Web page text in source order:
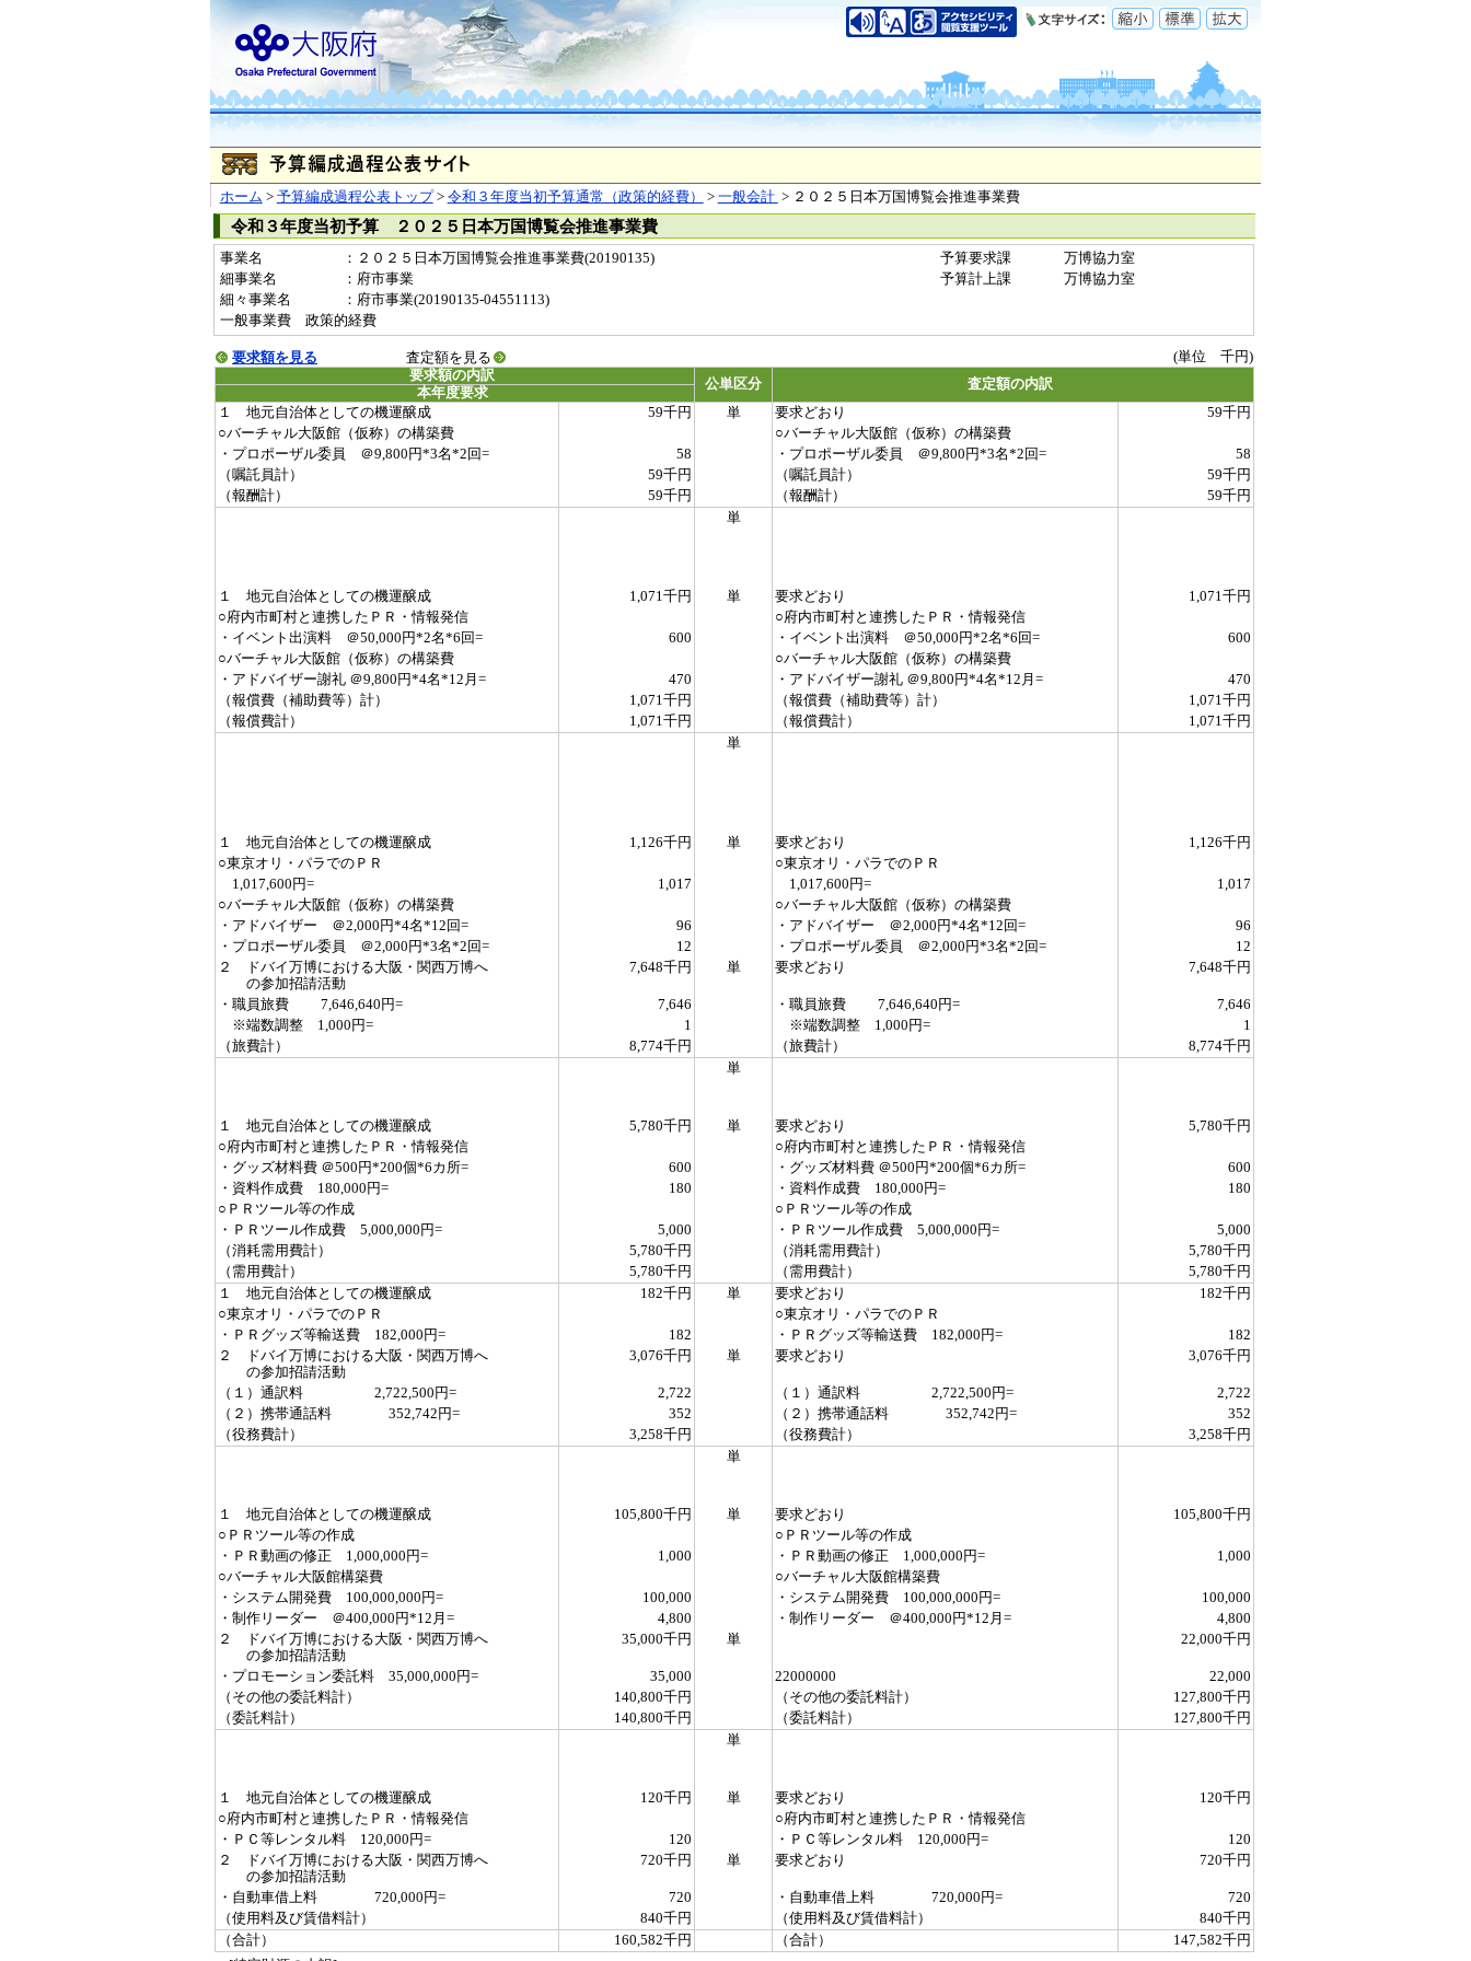
ホーム > 予算編成過程公表トップ> 令和３年度当初予算通常（政策的経費） > 一般会計 > ２０２５日本万国博覧会推進事業費
令和３年度当初予算 ２０２５日本万国博覧会推進事業費
事業名 ：２０２５日本万国博覧会推進事業費(20190135) 予算要求課
万博協力室
細事業名
：府市事業 予算計上課
万博協力室
細々事業名
：府市事業(20190135-04551113)
一般事業費 政策的経費
要求額を見る 査定額を見る
(単位 千円)
要求額の内訳
公単区分 査定額の内訳
本年度要求
１ 地元自治体としての機運醸成
59千円 単 要求どおり
59千円
○バーチャル大阪館（仮称）の構築費
○バーチャル大阪館（仮称）の構築費
・プロポーザル委員 ＠9,800円*3名*2回=
58 ・プロポーザル委員 ＠9,800円*3名*2回=
58
（嘱託員計）
59千円 （嘱託員計）
59千円
（報酬計）
59千円 （報酬計）
59千円
単
１ 地元自治体としての機運醸成 1,071千円 単 要求どおり
1,071千円
○府内市町村と連携したＰＲ・情報発信
○府内市町村と連携したＰＲ・情報発信
・イベント出演料 ＠50,000円*2名*6回=
600 ・イベント出演料 ＠50,000円*2名*6回=
600
○バーチャル大阪館（仮称）の構築費
○バーチャル大阪館（仮称）の構築費
・アドバイザー謝礼 ＠9,800円*4名*12月=
470 ・アドバイザー謝礼 ＠9,800円*4名*12月=
470
（報償費（補助費等）計）
1,071千円 （報償費（補助費等）計）
1,071千円
（報償費計）
1,071千円 （報償費計）
1,071千円
単
１ 地元自治体としての機運醸成 1,126千円 単 要求どおり
1,126千円
○東京オリ・パラでのＰＲ
○東京オリ・パラでのＰＲ
1,017,600円=
1,017 1,017,600円=
1,017
○バーチャル大阪館（仮称）の構築費
○バーチャル大阪館（仮称）の構築費
・アドバイザー ＠2,000円*4名*12回=
96 ・アドバイザー ＠2,000円*4名*12回=
96
・プロポーザル委員 ＠2,000円*3名*2回=
12 ・プロポーザル委員 ＠2,000円*3名*2回=
12
２ ドバイ万博における大阪・関西万博へ
の参加招請活動
7,648千円 単 要求どおり 7,648千円
・職員旅費 7,646,640円= 7,646 ・職員旅費 7,646,640円=
7,646
※端数調整 1,000円=
1 ※端数調整 1,000円=
1
（旅費計）
8,774千円 （旅費計）
8,774千円
単
１ 地元自治体としての機運醸成 5,780千円 単 要求どおり
5,780千円
○府内市町村と連携したＰＲ・情報発信
○府内市町村と連携したＰＲ・情報発信
・グッズ材料費 ＠500円*200個*6カ所=
600 ・グッズ材料費 ＠500円*200個*6カ所=
600
・資料作成費 180,000円=
180 ・資料作成費 180,000円=
180
○ＰＲツール等の作成
○ＰＲツール等の作成
・ＰＲツール作成費 5,000,000円=
5,000 ・ＰＲツール作成費 5,000,000円=
5,000
（消耗需用費計）
5,780千円 （消耗需用費計）
5,780千円
（需用費計）
5,780千円 （需用費計）
5,780千円
１ 地元自治体としての機運醸成
182千円 単 要求どおり
182千円
○東京オリ・パラでのＰＲ
○東京オリ・パラでのＰＲ
・ＰＲグッズ等輸送費 182,000円=
182 ・ＰＲグッズ等輸送費 182,000円=
182
２ ドバイ万博における大阪・関西万博へ
の参加招請活動
3,076千円 単 要求どおり 3,076千円
（１）通訳料 2,722,500円= 2,722 （１）通訳料 2,722,500円=
2,722
（２）携帯通話料 352,742円=
352 （２）携帯通話料 352,742円=
352
（役務費計）
3,258千円 （役務費計）
3,258千円
単
１ 地元自治体としての機運醸成 105,800千円 単 要求どおり
105,800千円
○ＰＲツール等の作成
○ＰＲツール等の作成
・ＰＲ動画の修正 1,000,000円=
1,000 ・ＰＲ動画の修正 1,000,000円=
1,000
○バーチャル大阪館構築費
○バーチャル大阪館構築費
・システム開発費 100,000,000円=
100,000 ・システム開発費 100,000,000円=
100,000
・制作リーダー ＠400,000円*12月=
4,800 ・制作リーダー ＠400,000円*12月=
4,800
２ ドバイ万博における大阪・関西万博へ
の参加招請活動
35,000千円 単 22,000千円
・プロモーション委託料 35,000,000円= 35,000 22000000
22,000
（その他の委託料計）
140,800千円 （その他の委託料計）
127,800千円
（委託料計）
140,800千円 （委託料計）
127,800千円
単
１ 地元自治体としての機運醸成 120千円 単 要求どおり
120千円
○府内市町村と連携したＰＲ・情報発信
○府内市町村と連携したＰＲ・情報発信
・ＰＣ等レンタル料 120,000円=
120 ・ＰＣ等レンタル料 120,000円=
120
２ ドバイ万博における大阪・関西万博へ
の参加招請活動
720千円 単 要求どおり 720千円
・自動車借上料 720,000円= 720 ・自動車借上料 720,000円=
720
（使用料及び賃借料計）
840千円 （使用料及び賃借料計）
840千円
（合計）
160,582千円 （合計）
147,582千円